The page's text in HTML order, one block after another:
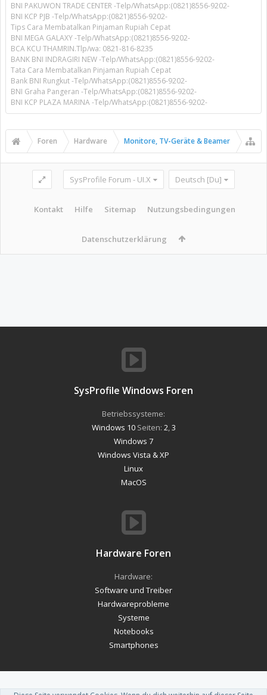
BNI PAKUWON TRADE CENTER -Telp/WhatsApp:(0821)8556-9202-
BNI KCP PJB -Telp/WhatsApp:(0821)8556-9202-
Tips Cara Membatalkan Pinjaman Rupiah Cepat
BNI MEGA GALAXY -Telp/WhatsApp:(0821)8556-9202-
BCA KCU THAMRIN.Tlp/wa: 0821-816-8235
BANK BNI INDRAGIRI NEW -Telp/WhatsApp:(0821)8556-9202-
Tata Cara Membatalkan Pinjaman Rupiah Cepat
Bank BNI Rungkut -Telp/WhatsApp:(0821)8556-9202-
BNI Graha Pangeran -Telp/WhatsApp:(0821)8556-9202-
BNI KCP PLAZA MARINA -Telp/WhatsApp:(0821)8556-9202-
Foren Hardware Monitore, TV-Geräte & Beamer
SysProfile Forum - UI.X Deutsch [Du]
Kontakt Hilfe Sitemap Nutzungsbedingungen
Datenschutzerklärung
SysProfile Windows Foren
Betriebssysteme:
Windows 10Seiten: 2 3
Windows 7
Windows Vista & XP
Linux
MacOS
Hardware Foren
Hardware:
Software und Treiber
Hardwareprobleme
Systeme
Notebooks
Smartphones